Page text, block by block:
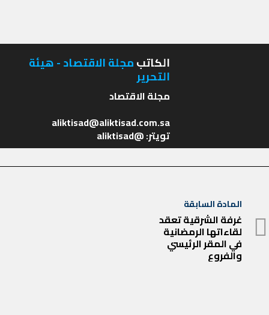
الكاتبمجلة الاقتصاد - هيئة
التحرير
تويتر: @aliktisad
تصفّح
المقالات
المادة السابقة
المادة
السابقة
غرفة الشرقية تعقد
لقاءاتها الرمضانية
في المقر الرئيسي
والفروع